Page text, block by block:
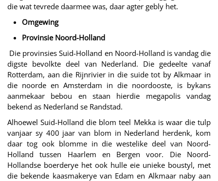
die wat tevrede daarmee was, daar agter gebly het.
Omgewing
Provinsie Noord-Holland
Die provinsies Suid-Holland en Noord-Holland is vandag die
digste bevolkte deel van Nederland. Die gedeelte vanaf
Rotterdam, aan die Rijnrivier in die suide tot by Alkmaar in
die noorde en Amsterdam in die noordooste, is bykans
aanmekaar bebou en staan hierdie megapolis vandag
bekend as Nederland se Randstad.
Alhoewel Suid-Holland die blom teel Mekka is waar die tulp
vanjaar sy 400 jaar van blom in Nederland herdenk, kom
daar tog ook blomme in die westelike deel van Noord-
Holland tussen Haarlem en Bergen voor. Die Noord-
Hollandse boerderye het ook hulle eie unieke boustyl, met
die bekende kaasmakerye van Edam en Alkmaar naby aan